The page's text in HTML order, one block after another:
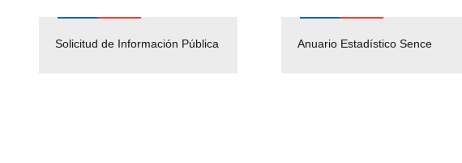
Solicitud de Información Pública Anuario Estadístico Sence
Pago Proveedores
Empleos Públicos
Solicitud Audiencias y